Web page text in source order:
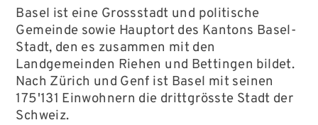
Basel ist eine Grossstadt und politische
Gemeinde sowie Hauptort des Kantons Basel-
Stadt, den es zusammen mit den
Landgemeinden Riehen und Bettingen bildet.
Nach Zürich und Genf ist Basel mit seinen
175'131 Einwohnern die drittgrösste Stadt der
Schweiz.